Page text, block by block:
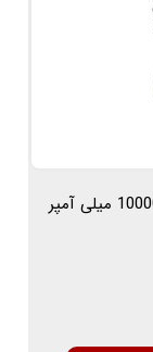
پاور بانک مگ سیف آکو مدل AP-28 ظرفیت 10000 میلی آمپر